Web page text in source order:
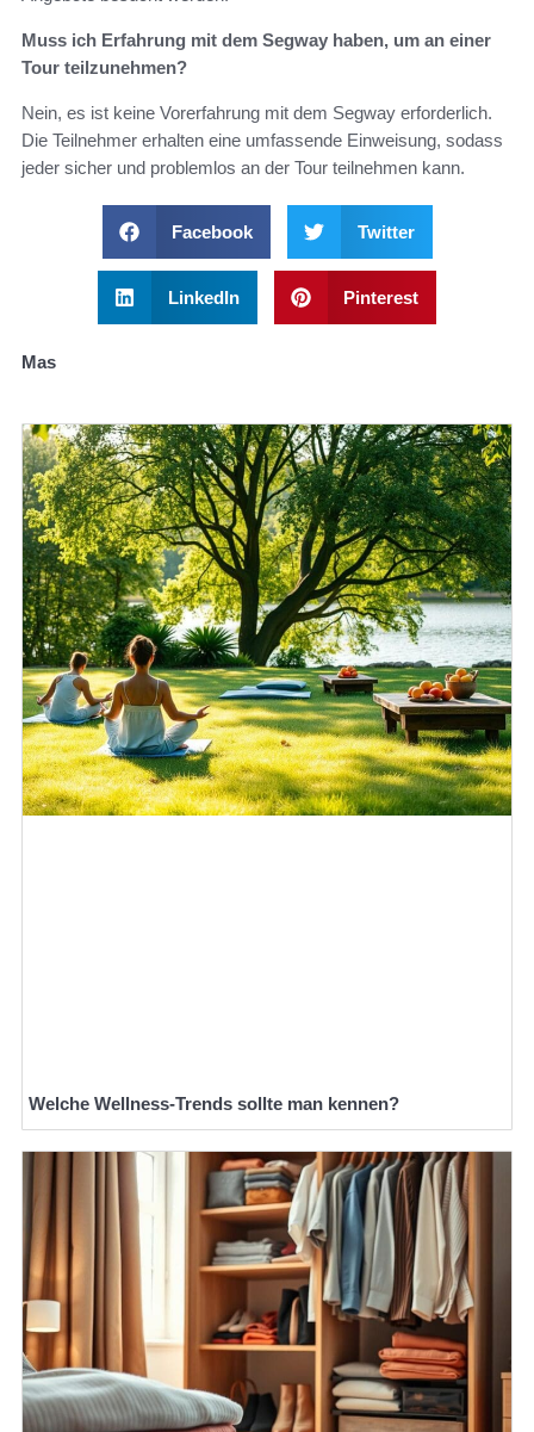
Muss ich Erfahrung mit dem Segway haben, um an einer
Tour teilzunehmen?
Nein, es ist keine Vorerfahrung mit dem Segway erforderlich.
Die Teilnehmer erhalten eine umfassende Einweisung, sodass
jeder sicher und problemlos an der Tour teilnehmen kann.
Facebook Twitter
LinkedIn Pinterest
Mas
Welche Wellness-Trends sollte man kennen?